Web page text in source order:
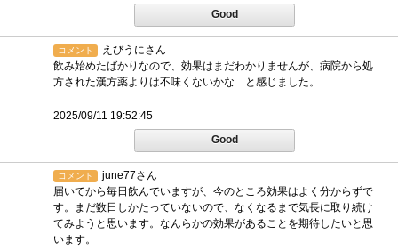
Good
コメント
えびうにさん
飲み始めたばかりなので、効果はまだわかりませんが、病院から処
方された漢方薬よりは不味くないかな…と感じました。
2025/09/11 19:52:45
Good
コメント
june77さん
届いてから毎日飲んでいますが、今のところ効果はよく分からずで
す。まだ数日しかたっていないので、なくなるまで気長に取り続け
てみようと思います。なんらかの効果があることを期待したいと思
います。